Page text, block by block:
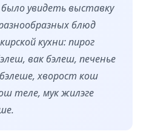
увидеть выставку
блюд
кухни: пирог
вак бэлеш, печенье
хворост кош
теле, мук жилэге